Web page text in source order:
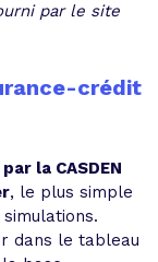
par le site
crédit
la CASDEN
, le plus simple
dans le tableau